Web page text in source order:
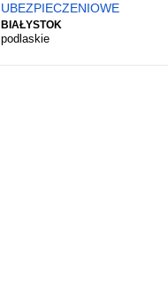
UBEZPIECZENIOWE
BIAŁYSTOK
podlaskie